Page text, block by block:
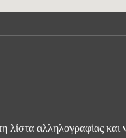
αλληλογραφίας και